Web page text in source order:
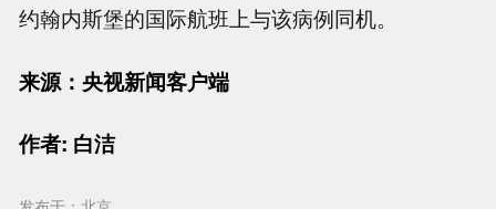
约翰内斯堡的国际航班上与该病例同机。
来源：央视新闻客户端
作者: 白洁